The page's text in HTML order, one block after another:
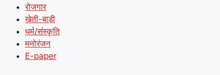
रोजगार
खेती-बाड़ी
धर्म/संस्कृति
मनोरंजन
E-paper